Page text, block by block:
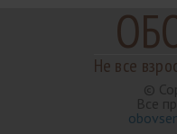
Не все
©
Все